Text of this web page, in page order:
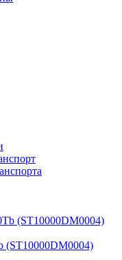
(ST10000DM0004)